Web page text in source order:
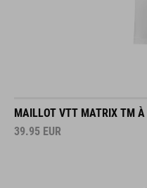
MAILLOT VTT MATRIX TM À
39.95 EUR